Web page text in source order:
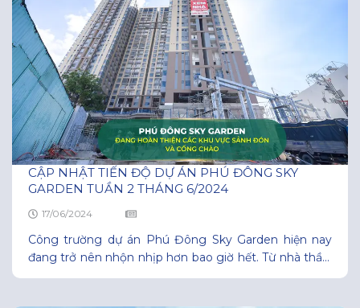
CẬP NHẬT TIẾN ĐỘ DỰ ÁN PHÚ ĐÔNG SKY
GARDEN TUẦN 2 THÁNG 6/2024
17/06/2024
Công trường dự án Phú Đông Sky Garden hiện nay
đang trở nên nhộn nhịp hơn bao giờ hết. Từ nhà thầu,
các chuyên gia, kỹ sư đến đội ngũ công nhân đều nỗ